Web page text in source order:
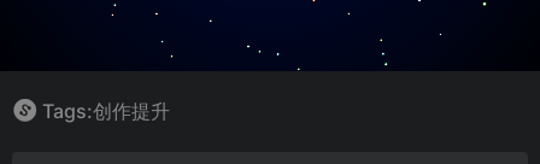
Tags:创作提升